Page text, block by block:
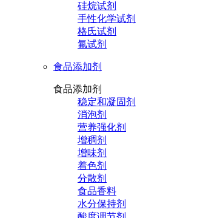
硅烷试剂
手性化学试剂
格氏试剂
氟试剂
食品添加剂
食品添加剂
稳定和凝固剂
消泡剂
营养强化剂
增稠剂
增味剂
着色剂
分散剂
食品香料
水分保持剂